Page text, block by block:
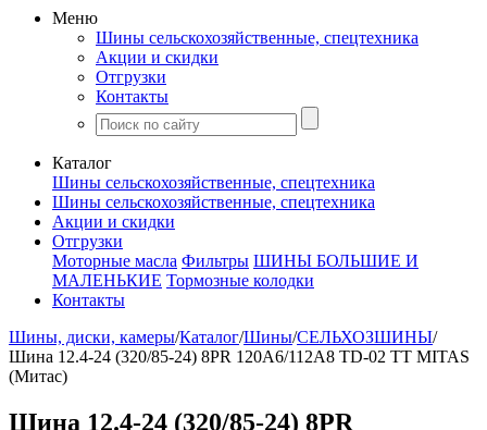
Меню
Шины сельскохозяйственные, спецтехника
Акции и скидки
Отгрузки
Контакты
Каталог
Шины сельскохозяйственные, спецтехника
Шины сельскохозяйственные, спецтехника
Акции и скидки
Отгрузки
Моторные масла Фильтры ШИНЫ БОЛЬШИЕ И
МАЛЕНЬКИЕ Тормозные колодки
Контакты
Шины, диски, камеры/Каталог/Шины/СЕЛЬХОЗШИНЫ/
Шина 12.4-24 (320/85-24) 8PR 120A6/112A8 TD-02 TT MITAS
(Митас)
Шина 12.4-24 (320/85-24) 8PR